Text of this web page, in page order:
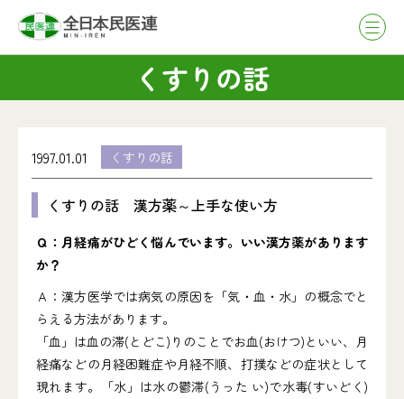
くすりの話
1997.01.01 くすりの話
くすりの話 漢方薬～上手な使い方
Ｑ：月経痛がひどく悩んでいます。いい漢方薬があります
か？
Ａ：漢方医学では病気の原因を「気・血・水」の概念でと
らえる方法があります。
「血」は血の滞(とどこ)りのことでお血(おけつ)といい、月
経痛などの月経困難症や月経不順、打撲などの症状として
現れます。「水」は水の鬱滞(うった い)で水毒(すいどく)